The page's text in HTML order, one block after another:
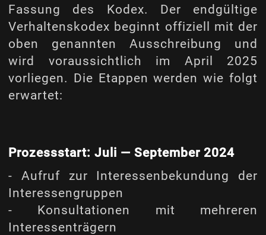
Fassung des Kodex. Der endgültige
Verhaltenskodex beginnt offiziell mit der
oben genannten Ausschreibung und
wird voraussichtlich im April 2025
vorliegen. Die Etappen werden wie folgt
erwartet:
Prozessstart: Juli — September 2024
- Aufruf zur Interessenbekundung der
Interessengruppen
- Konsultationen mit mehreren
Interessenträgern